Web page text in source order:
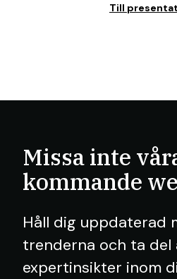
Till
Missa inte
kommande
Håll dig uppdaterad
trenderna och ta del
expertinsikter inom